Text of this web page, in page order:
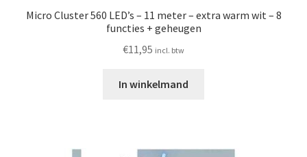
Micro Cluster 560 LED’s – 11 meter – extra warm wit – 8
functies + geheugen
€11,95 incl. btw
In winkelmand